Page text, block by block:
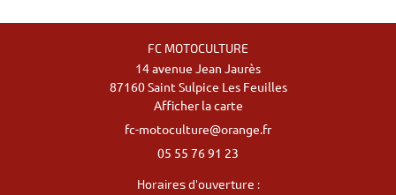
FC MOTOCULTURE
14 avenue Jean Jaurès
87160 Saint Sulpice Les Feuilles
Afficher la carte
05 55 76 91 23
Horaires d'ouverture :